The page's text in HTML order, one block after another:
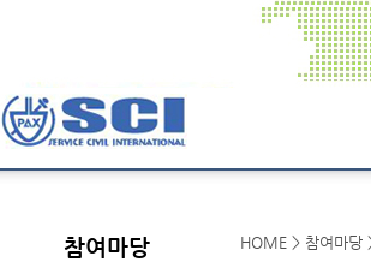
참여마당 HOME > 참여마당